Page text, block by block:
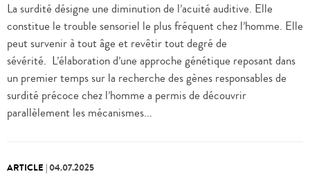
La surdité désigne une diminution de l’acuité auditive. Elle
constitue le trouble sensoriel le plus fréquent chez l’homme. Elle
peut survenir à tout âge et revêtir tout degré de
sévérité. L’élaboration d’une approche génétique reposant dans
un premier temps sur la recherche des gènes responsables de
surdité précoce chez l’homme a permis de découvrir
parallèlement les mécanismes...
ARTICLE |04.07.2025